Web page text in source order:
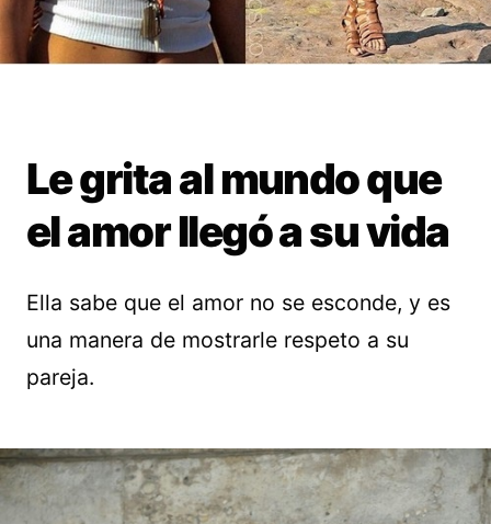
Le grita al mundo que
el amor llegó a su vida
Ella sabe que el amor no se esconde, y es
una manera de mostrarle respeto a su
pareja.